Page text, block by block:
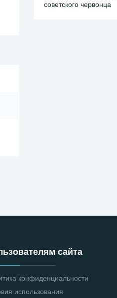
советского червонца
сайта
конфиденциальности
использования